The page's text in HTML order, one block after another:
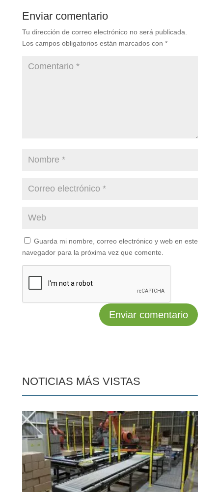
Enviar comentario
Tu dirección de correo electrónico no será publicada.
Los campos obligatorios están marcados con *
Guarda mi nombre, correo electrónico y web en este
navegador para la próxima vez que comente.
NOTICIAS MÁS VISTAS